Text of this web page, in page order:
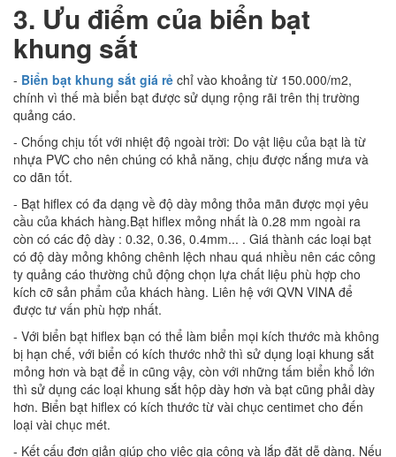
3. Ưu điểm của biển bạt
khung sắt
- Biển bạt khung sắt giá rẻ chỉ vào khoảng từ 150.000/m2,
chính vì thế mà biển bạt được sử dụng rộng rãi trên thị trường
quảng cáo.
- Chống chịu tốt với nhiệt độ ngoài trời: Do vật liệu của bạt là từ
nhựa PVC cho nên chúng có khả năng, chịu được nắng mưa và
co dãn tốt.
- Bạt hiflex có đa dạng về độ dày mỏng thỏa mãn được mọi yêu
cầu của khách hàng.Bạt hiflex mỏng nhất là 0.28 mm ngoài ra
còn có các độ dày : 0.32, 0.36, 0.4mm... . Giá thành các loại bạt
có độ dày mỏng không chênh lệch nhau quá nhiều nên các công
ty quảng cáo thường chủ động chọn lựa chất liệu phù hợp cho
kích cỡ sản phẩm của khách hàng. Liên hệ với QVN VINA để
được tư vấn phù hợp nhất.
- Với biển bạt hiflex bạn có thể làm biển mọi kích thước mà không
bị hạn chế, với biển có kích thước nhở thì sử dụng loại khung sắt
mỏng hơn và bạt để in cũng vậy, còn với những tấm biển khổ lớn
thì sử dụng các loại khung sắt hộp dày hơn và bạt cũng phải dày
hơn. Biển bạt hiflex có kích thước từ vài chục centimet cho đến
loại vài chục mét.
- Kết cấu đơn giản giúp cho việc gia công và lắp đặt dễ dàng. Nếu